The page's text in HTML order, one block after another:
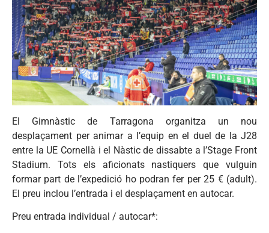
El Gimnàstic de Tarragona organitza un nou
desplaçament per animar a l’equip en el duel de la J28
entre la UE Cornellà i el Nàstic de dissabte a l’Stage Front
Stadium. Tots els aficionats nastiquers que vulguin
formar part de l’expedició ho podran fer per 25 € (adult).
El preu inclou l’entrada i el desplaçament en autocar.
Preu entrada individual / autocar*: